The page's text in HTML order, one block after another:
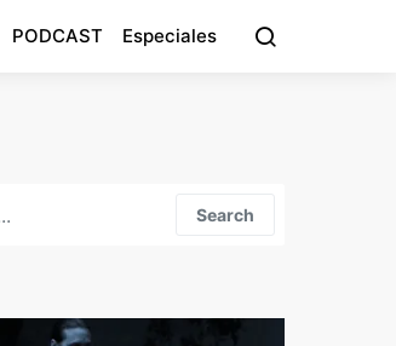
PODCAST Especiales
Search